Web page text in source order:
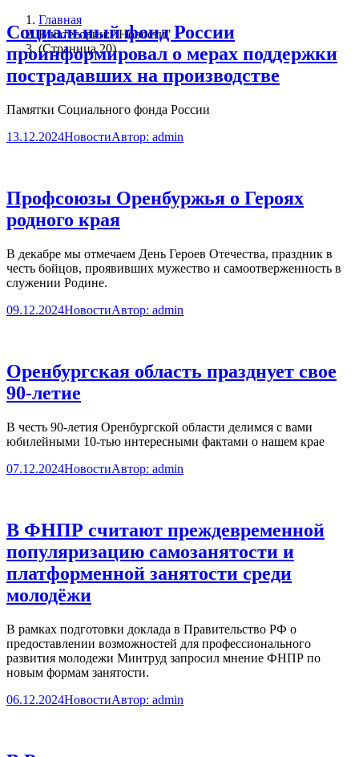
Главная
В категории: "Новости"
(Страница 20)
Социальный фонд России
проинформировал о мерах поддержки
пострадавших на производстве
Памятки Социального фонда России
13.12.2024НовостиАвтор: admin
Профсоюзы Оренбуржья о Героях
родного края
В декабре мы отмечаем День Героев Отечества, праздник в
честь бойцов, проявивших мужество и самоотверженность в
служении Родине.
09.12.2024НовостиАвтор: admin
Оренбургская область празднует свое
90-летие
В честь 90-летия Оренбургской области делимся с вами
юбилейными 10-тью интересными фактами о нашем крае
07.12.2024НовостиАвтор: admin
В ФНПР считают преждевременной
популяризацию самозанятости и
платформенной занятости среди
молодёжи
В рамках подготовки доклада в Правительство РФ о
предоставлении возможностей для профессионального
развития молодежи Минтруд запросил мнение ФНПР по
новым формам занятости.
06.12.2024НовостиАвтор: admin